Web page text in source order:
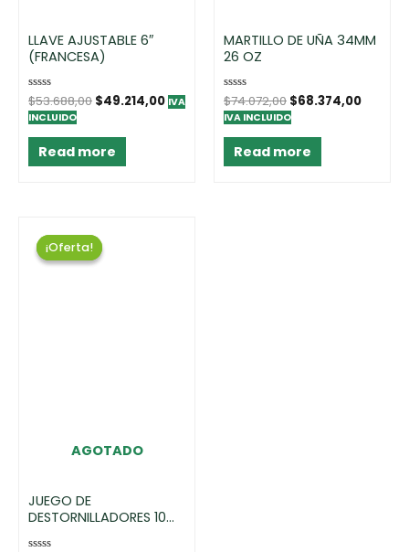
LLAVE AJUSTABLE 6″
(FRANCESA)
Rated
0
out
$53.688,00 $49.214,00 IVA
INCLUIDO
Read more
MARTILLO DE UÑA 34MM
26 OZ
Rated
0
out
$74.072,00 $68.374,00
IVA INCLUIDO
Read more
¡Oferta!
AGOTADO
¡Oferta!
JUEGO DE
DESTORNILLADORES 10